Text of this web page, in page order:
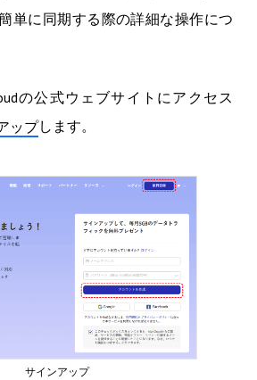
単に同期する際の詳細な操作につ
の公式ウェブサイトにアクセス
ップします。
サインアップ